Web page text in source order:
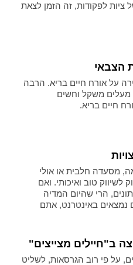
לפקודות, זה הזמן לצאת
הצבאי
על אורח חיים בריא. הרבה
מעלים משקל וחשים
חיים בריא.
מסעדה חלבית או אולי
לשיווק טוב ואיכותי. ואם
הרי שהיום המדיה
נמצאים באינטרנט, אתם
ב"חיילים מצייצים"
על פי רוב הגרסאות, לשליט